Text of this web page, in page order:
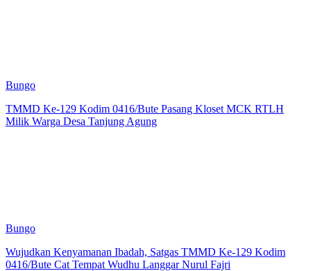
Bungo
TMMD Ke-129 Kodim 0416/Bute Pasang Kloset MCK RTLH
Milik Warga Desa Tanjung Agung
Bungo
Wujudkan Kenyamanan Ibadah, Satgas TMMD Ke-129 Kodim
0416/Bute Cat Tempat Wudhu Langgar Nurul Fajri